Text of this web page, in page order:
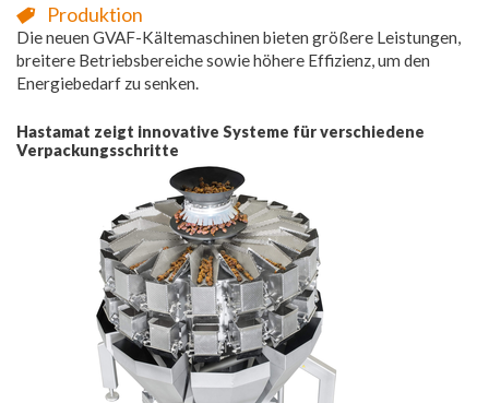
Produktion
Die neuen GVAF-Kältemaschinen bieten größere Leistungen,
breitere Betriebsbereiche sowie höhere Effizienz, um den
Energiebedarf zu senken.
Hastamat zeigt innovative Systeme für verschiedene
Verpackungsschritte